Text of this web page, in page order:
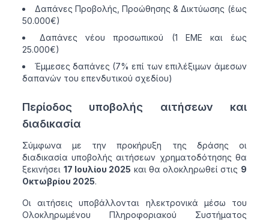
Δαπάνες Προβολής, Προώθησης & Δικτύωσης (έως
50.000€)
Δαπάνες νέου προσωπικού (1 ΕΜΕ και έως
25.000€)
Έμμεσες δαπάνες (7% επί των επιλέξιμων άμεσων
δαπανών του επενδυτικού σχεδίου)
Περίοδος υποβολής αιτήσεων και
διαδικασία
Σύμφωνα με την προκήρυξη της δράσης οι
διαδικασία υποβολής αιτήσεων χρηματοδότησης θα
ξεκινήσει 17 Ιουλίου 2025 και θα ολοκληρωθεί στις 9
Οκτωβρίου 2025.
Οι αιτήσεις υποβάλλονται ηλεκτρονικά μέσω του
Ολοκληρωμένου Πληροφοριακού Συστήματος